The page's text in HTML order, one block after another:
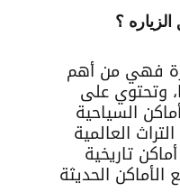
؟
فهي من أهم
وتحتوي على
السياحية
العالمية
تاريخية
الحديثة